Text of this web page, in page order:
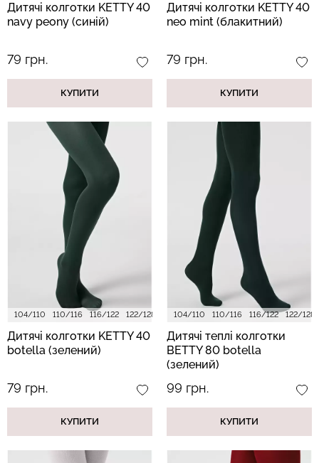
Дитячі колготки KETTY 40
navy peony (синій)
79 грн.
КУПИТИ
Дитячі колготки KETTY 40
neo mint (блакитний)
79 грн.
КУПИТИ
104/110 110/116 116/122 122/128 128/134 140/146 152/158
Дитячі колготки KETTY 40
botella (зелений)
79 грн.
КУПИТИ
104/110 110/116 116/122 122/128
Дитячі теплі колготки
BETTY 80 botella
(зелений)
99 грн.
КУПИТИ
Велосипедки з високою
талією TRACKS 01
(чорний) Giulia
384 грн.549 грн.
Безшовні легінси
LEGGINGS (чорний) Giulia
482 грн.689 грн.